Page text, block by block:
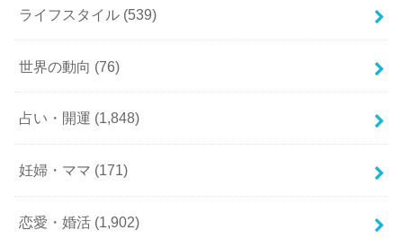
ライフスタイル (539)
世界の動向 (76)
占い・開運 (1,848)
妊婦・ママ (171)
恋愛・婚活 (1,902)